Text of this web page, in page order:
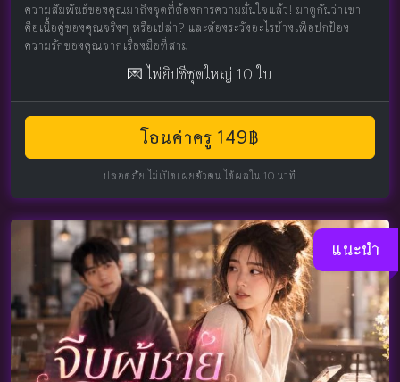
ความสัมพันธ์ของคุณมาถึงจุดที่ต้องการความมั่นใจแล้ว! มาดูกันว่าเขา
คือเนื้อคู่ของคุณจริงๆ หรือเปล่า? และต้องระวังอะไรบ้างเพื่อปกป้อง
ความรักของคุณจากเรื่องมือที่สาม
💌 ไพ่ยิปซีชุดใหญ่ 10 ใบ
โอนค่าครู 149฿
ปลอดภัย ไม่เปิดเผยตัวตน ได้ผลใน 10 นาที
แนะนำ